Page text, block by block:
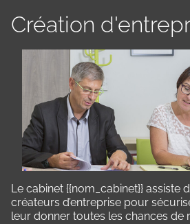
Création
Le cabinet {{nom_cabinet}} assiste
créateurs d’entreprise pour
leur donner toutes les chances de